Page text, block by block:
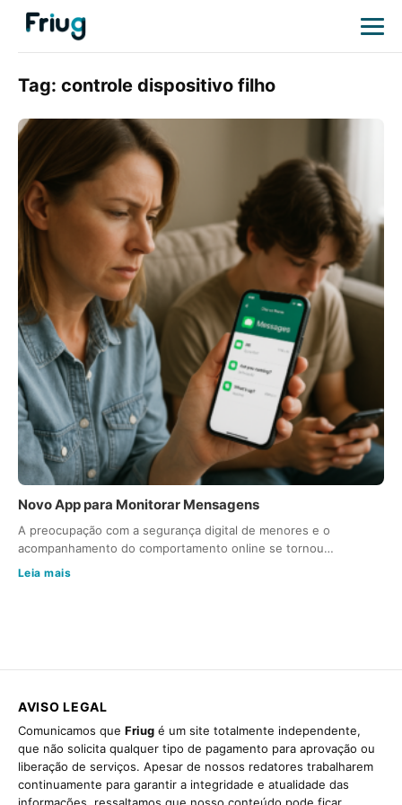
Tag: controle dispositivo filho
Novo App para Monitorar Mensagens
A preocupação com a segurança digital de menores e o
acompanhamento do comportamento online se tornou…
Leia mais
AVISO LEGAL
Comunicamos que Friug é um site totalmente independente,
que não solicita qualquer tipo de pagamento para aprovação ou
liberação de serviços. Apesar de nossos redatores trabalharem
continuamente para garantir a integridade e atualidade das